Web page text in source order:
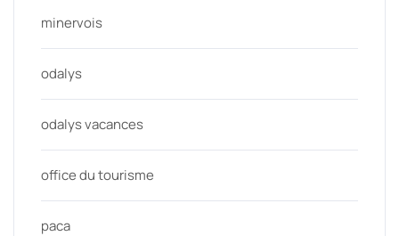
minervois
odalys
odalys vacances
office du tourisme
paca